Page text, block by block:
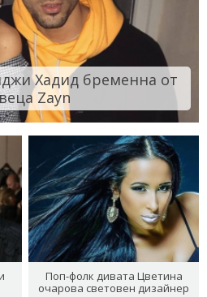
Хадид бременна от
Zayn
Поп-фолк дивата Цветина
очарова световен дизайнер